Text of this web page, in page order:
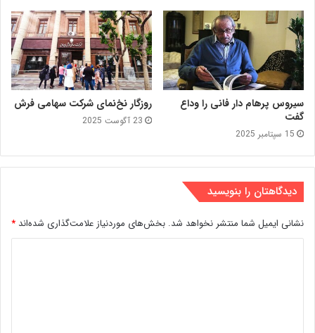
سیروس پرهام دار فانی را وداع
گفت
15 سپتامبر 2025
روزگار نخ‌نمای شرکت سهامی فرش
23 آگوست 2025
دیدگاهتان را بنویسید
نشانی ایمیل شما منتشر نخواهد شد. بخش‌های موردنیاز علامت‌گذاری شده‌اند *